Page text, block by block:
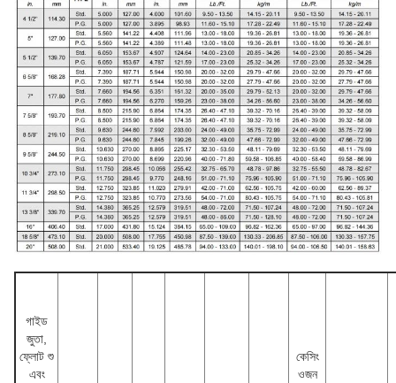
গাইড
জুতা,
ফ্লোট শু
এবং
কেসিং
ওজন